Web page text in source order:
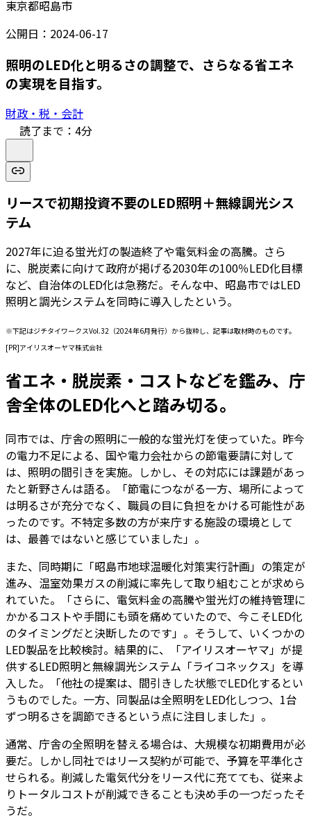
東京都昭島市
公開日： 2024-06-17
照明のLED化と明るさの調整で、さらなる省エネ
の実現を目指す。
財政・税・会計
読了まで： 4分
リースで初期投資不要のLED照明＋無線調光シス
テム
2027年に迫る蛍光灯の製造終了や電気料金の高騰。さら
に、脱炭素に向けて政府が掲げる2030年の100％LED化目標
など、自治体のLED化は急務だ。そんな中、昭島市ではLED
照明と調光システムを同時に導入したという。
※下記はジチタイワークスVol.32（2024年6月発行）から抜粋し、記事は取材時のものです。
[PR]アイリスオーヤマ株式会社
省エネ・脱炭素・コストなどを鑑み、庁
舎全体のLED化へと踏み切る。
同市では、庁舎の照明に一般的な蛍光灯を使っていた。昨今
の電力不足による、国や電力会社からの節電要請に対して
は、照明の間引きを実施。しかし、その対応には課題があっ
たと新野さんは語る。「節電につながる一方、場所によって
は明るさが充分でなく、職員の目に負担をかける可能性があ
ったのです。不特定多数の方が来庁する施設の環境として
は、最善ではないと感じていました」。
また、同時期に「昭島市地球温暖化対策実行計画」の策定が
進み、温室効果ガスの削減に率先して取り組むことが求めら
れていた。「さらに、電気料金の高騰や蛍光灯の維持管理に
かかるコストや手間にも頭を痛めていたので、今こそLED化
のタイミングだと決断したのです」。そうして、いくつかの
LED製品を比較検討。結果的に、「アイリスオーヤマ」が提
供するLED照明と無線調光システム「ライコネックス」を導
入した。「他社の提案は、間引きした状態でLED化するとい
うものでした。一方、同製品は全照明をLED化しつつ、1台
ずつ明るさを調節できるという点に注目しました」。
通常、庁舎の全照明を替える場合は、大規模な初期費用が必
要だ。しかし同社ではリース契約が可能で、予算を平準化さ
せられる。削減した電気代分をリース代に充てても、従来よ
りトータルコストが削減できることも決め手の一つだったそ
うだ。